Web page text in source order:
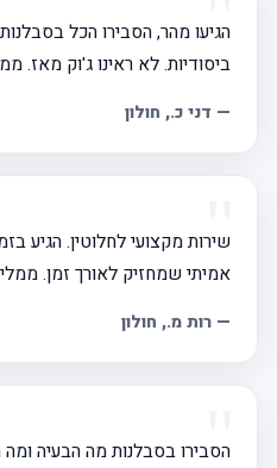
הגיעו מהר, הסבירו הכל
ביסודיות. לא ראינו ג'וק מאז.
— דני כ., חולון
שירות מקצועי לחלוטין. הגיע
אמיתי שמחזיק לאורך זמן.
— רות מ., חולון
הסבירו בסבלנות מה הבעיה ומה